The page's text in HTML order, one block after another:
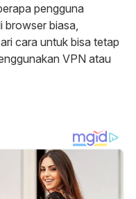
pengguna
biasa,
cara untuk bisa tetap
VPN atau